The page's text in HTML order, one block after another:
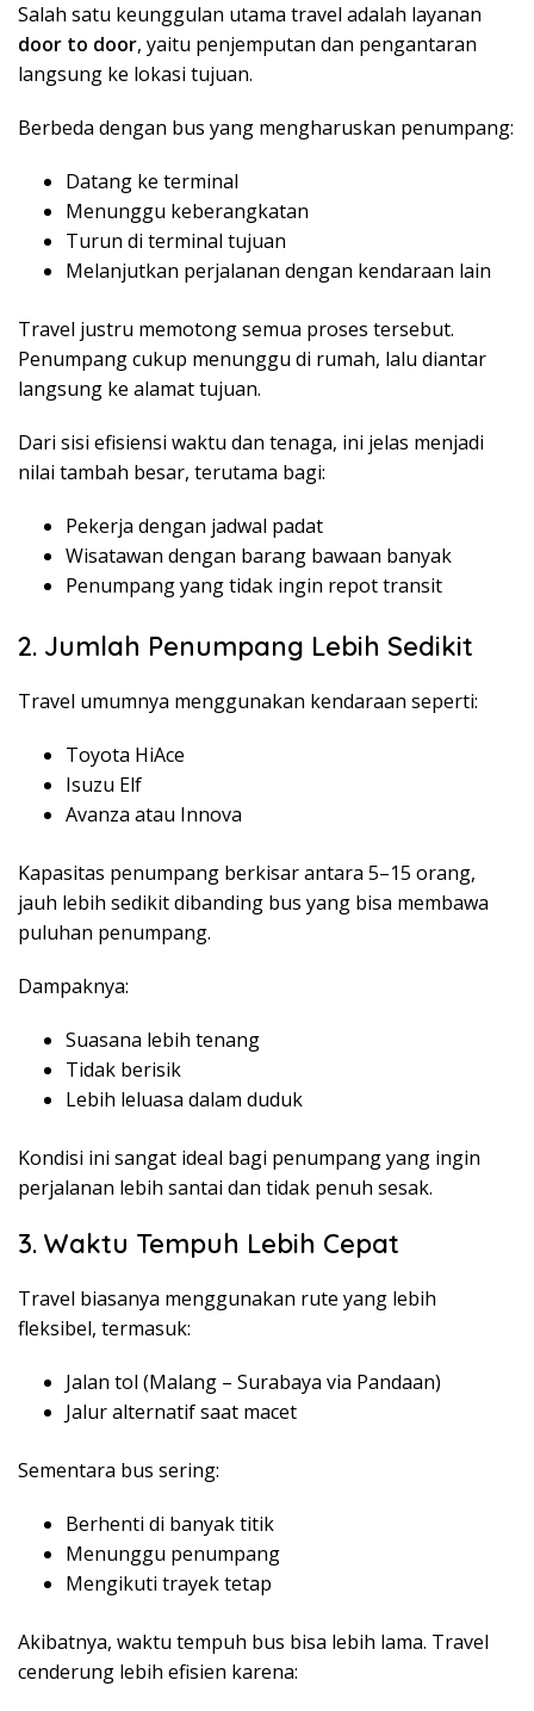
Salah satu keunggulan utama travel adalah layanan
door to door, yaitu penjemputan dan pengantaran
langsung ke lokasi tujuan.
Berbeda dengan bus yang mengharuskan penumpang:
Datang ke terminal
Menunggu keberangkatan
Turun di terminal tujuan
Melanjutkan perjalanan dengan kendaraan lain
Travel justru memotong semua proses tersebut.
Penumpang cukup menunggu di rumah, lalu diantar
langsung ke alamat tujuan.
Dari sisi efisiensi waktu dan tenaga, ini jelas menjadi
nilai tambah besar, terutama bagi:
Pekerja dengan jadwal padat
Wisatawan dengan barang bawaan banyak
Penumpang yang tidak ingin repot transit
2. Jumlah Penumpang Lebih Sedikit
Travel umumnya menggunakan kendaraan seperti:
Toyota HiAce
Isuzu Elf
Avanza atau Innova
Kapasitas penumpang berkisar antara 5–15 orang,
jauh lebih sedikit dibanding bus yang bisa membawa
puluhan penumpang.
Dampaknya:
Suasana lebih tenang
Tidak berisik
Lebih leluasa dalam duduk
Kondisi ini sangat ideal bagi penumpang yang ingin
perjalanan lebih santai dan tidak penuh sesak.
3. Waktu Tempuh Lebih Cepat
Travel biasanya menggunakan rute yang lebih
fleksibel, termasuk:
Jalan tol (Malang – Surabaya via Pandaan)
Jalur alternatif saat macet
Sementara bus sering:
Berhenti di banyak titik
Menunggu penumpang
Mengikuti trayek tetap
Akibatnya, waktu tempuh bus bisa lebih lama. Travel
cenderung lebih efisien karena: